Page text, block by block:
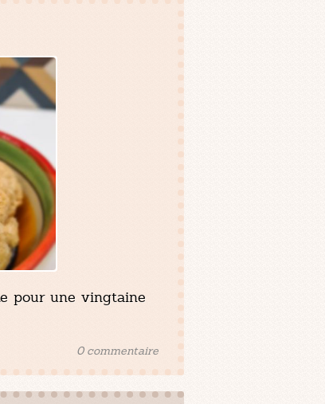
pour une vingtaine
0 commentaire